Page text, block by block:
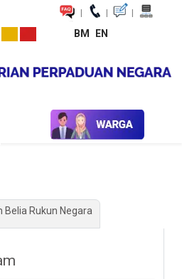
| | |
BM EN
& Program
Majlis Pelancaran
Belia Rukun Negara